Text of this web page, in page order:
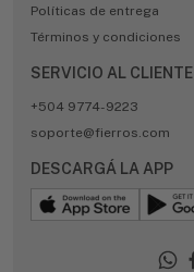
Políticas de entrega
Términos y condiciones
SERVICIO AL CLIENTE
+504 9774-9223
soporte@fierros.com
DESCARGÁ LA APP